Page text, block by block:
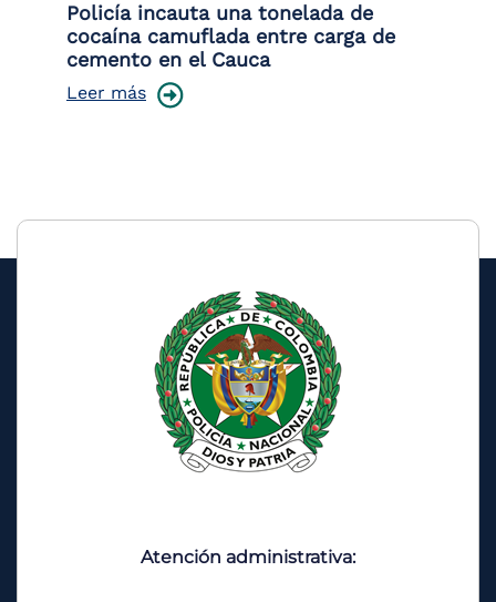
Policía incauta una tonelada de
cocaína camuflada entre carga de
cemento en el Cauca
Leer más
Atención administrativa: